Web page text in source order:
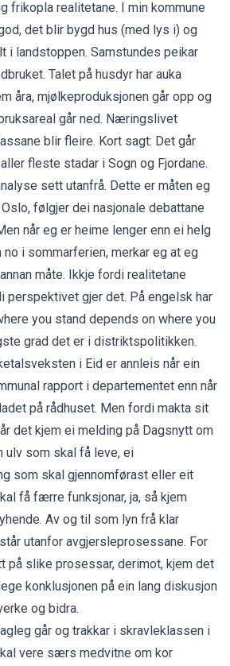
frikopla realitetane. I min kommune
det blir bygd hus (med lys i) og
i landstoppen. Samstundes peikar
Talet på husdyr har auka
åra, mjølkeproduksjonen går opp og
går ned. Næringslivet
blir fleire. Kort sagt: Det går
fleste stadar i Sogn og Fjordane.
sett utanfrå. Dette er måten eg
følgjer dei nasjonale debattane
når eg er heime lenger enn ei helg
i sommarferien, merkar eg at eg
måte. Ikkje fordi realitetane
perspektivet gjer det. På engelsk har
you stand depends on where you
grad det er i distriktspolitikken.
i Eid er annleis når ein
rapport i departementet enn når
på rådhuset. Men fordi makta sit
det kjem ei melding på Dagsnytt om
ulv som skal få leve, ei
som skal gjennomførast eller eit
få færre funksjonar, ja, så kjem
Av og til som lyn frå klar
utanfor avgjersleprosessane. For
på slike prosessar, derimot, kjem det
konklusjonen på ein lang diskusjon
og bidra.
går og trakkar i skravleklassen i
vere særs medvitne om kor